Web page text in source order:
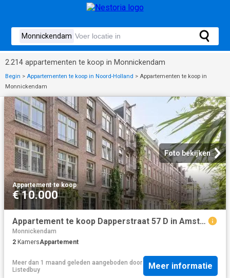
2.214 appartementen te koop in Monnickendam
Begin > Appartementen te koop in Noord-Holland > Appartementen te koop in
Monnickendam
Foto bekijken
Appartement·te koop
€ 10.000
Appartement te koop Dapperstraat 57 D in Amsterdam voor € 335.
Monnickendam
2 KamersAppartement
Meer dan 1 maand geleden aangeboden door
Listedbuy
Meer informatie